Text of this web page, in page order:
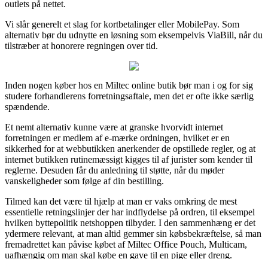
outlets på nettet.
Vi slår generelt et slag for kortbetalinger eller MobilePay. Som
alternativ bør du udnytte en løsning som eksempelvis ViaBill, når du
tilstræber at honorere regningen over tid.
Inden nogen køber hos en Miltec online butik bør man i og for sig
studere forhandlerens forretningsaftale, men det er ofte ikke særlig
spændende.
Et nemt alternativ kunne være at granske hvorvidt internet
forretningen er medlem af e-mærke ordningen, hvilket er en
sikkerhed for at webbutikken anerkender de opstillede regler, og at
internet butikken rutinemæssigt kigges til af jurister som kender til
reglerne. Desuden får du anledning til støtte, når du møder
vanskeligheder som følge af din bestilling.
Tilmed kan det være til hjælp at man er vaks omkring de mest
essentielle retningslinjer der har indflydelse på ordren, til eksempel
hvilken byttepolitik netshoppen tilbyder. I den sammenhæng er det
ydermere relevant, at man altid gemmer sin købsbekræftelse, så man
fremadrettet kan påvise købet af Miltec Office Pouch, Multicam,
uafhængig om man skal købe en gave til en pige eller dreng.